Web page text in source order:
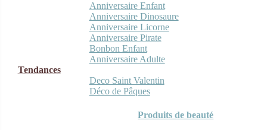
Anniversaire Enfant
Anniversaire Dinosaure
Anniversaire Licorne
Anniversaire Pirate
Bonbon Enfant
Anniversaire Adulte
Tendances
Deco Saint Valentin
Déco de Pâques
Produits de beauté